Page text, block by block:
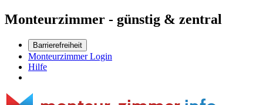
Monteurzimmer - günstig & zentral
Barrierefreiheit
Monteurzimmer Login
Hilfe